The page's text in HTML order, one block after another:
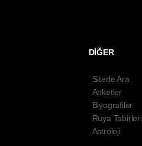
DİĞER
Sitede Ara
Anketler
Biyografiler
Rüya Tabirleri
Astroloji